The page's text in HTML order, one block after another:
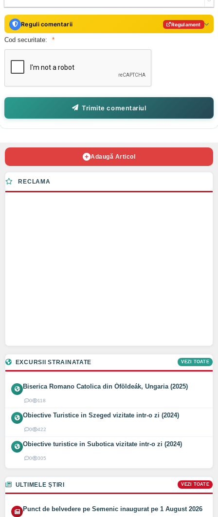
Reguli comentarii Regulament
Cod securitate:
Trimite comentariul
Adaugă Articol
RECLAMA
EXCURSII STRAINATATE VEZI TOATE
Biserica Romano Catolica din Óföldeák, Ungaria (2025)
0 118
Obiective Turistice in Szeged vizitate intr-o zi (2024)
0 422
Obiective turistice in Subotica vizitate intr-o zi (2024)
0 305
ULTIMELE ȘTIRI VEZI TOATE
Punct de belvedere pe Semenic inaugurat pe 1 August 2026